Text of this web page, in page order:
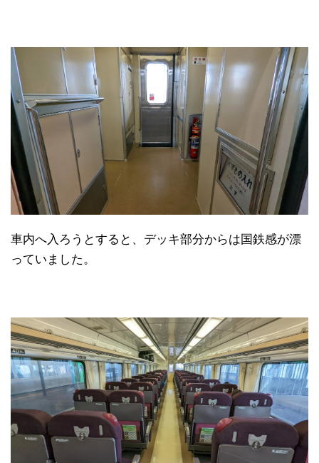
車内へ入ろうとすると、デッキ部分からは国鉄感が漂
っていました。